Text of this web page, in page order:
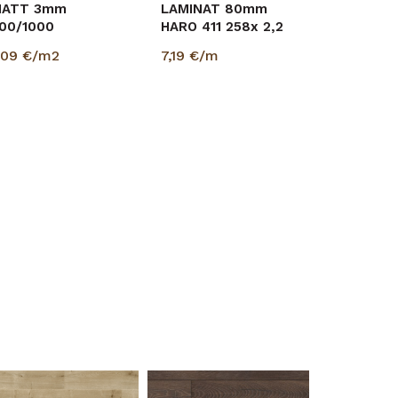
3mm
1000
€/m2
LAMINAT 80mm
HARO 411 258x 2,2
6505x/8573/493x/377/K338/
7,19 €/m